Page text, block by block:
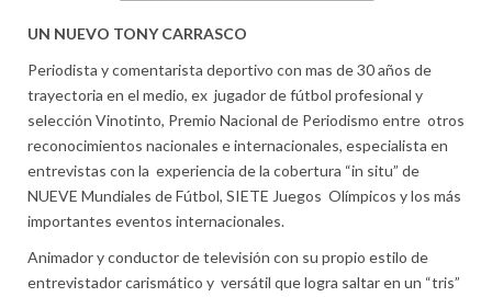
UN NUEVO TONY CARRASCO
Periodista y comentarista deportivo con mas de 30 años de
trayectoria en el medio, ex jugador de fútbol profesional y
selección Vinotinto, Premio Nacional de Periodismo entre otros
reconocimientos nacionales e internacionales, especialista en
entrevistas con la experiencia de la cobertura “in situ” de
NUEVE Mundiales de Fútbol, SIETE Juegos Olímpicos y los más
importantes eventos internacionales.
Animador y conductor de televisión con su propio estilo de
entrevistador carismático y versátil que logra saltar en un “tris”